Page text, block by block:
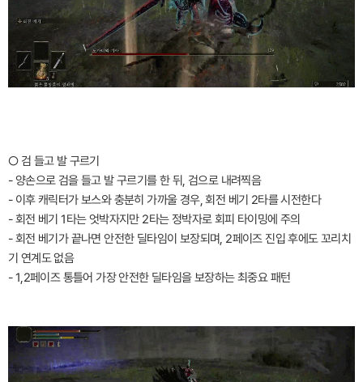
○ 검 들고 발 구르기
- 양손으로 검을 들고 발 구르기를 한 뒤, 검으로 내려찍음
- 이후 캐릭터가 보스와 충분히 가까울 경우, 회전 베기 2타를 시전한다
- 회전 베기 1타는 엇박자지만 2타는 정박자로 회피 타이밍에 주의
- 회전 베기가 끝나면 안전한 딜타임이 보장되며, 2페이즈 진입 후에도 꼬리치
기 연계도 없음
- 1,2페이즈 통틀어 가장 안전한 딜타임을 보장하는 최중요 패턴